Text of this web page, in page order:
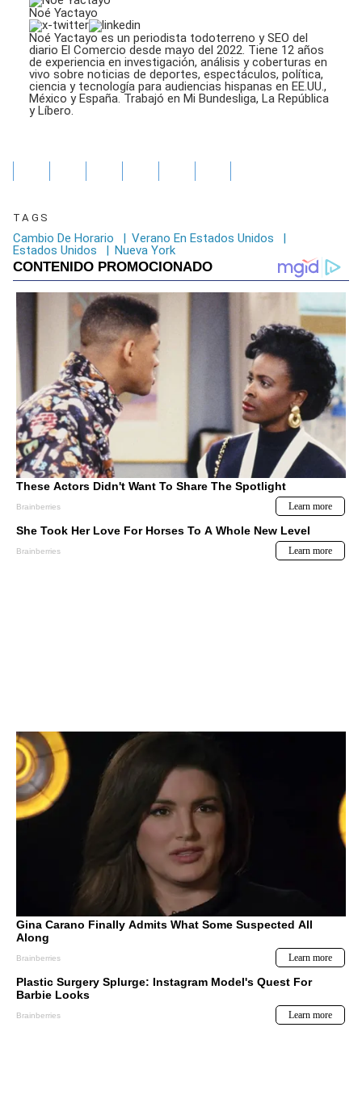
Noé Yactayo
Noé Yactayo es un periodista todoterreno y SEO del
diario El Comercio desde mayo del 2022. Tiene 12 años
de experiencia en investigación, análisis y coberturas en
vivo sobre noticias de deportes, espectáculos, política,
ciencia y tecnología para audiencias hispanas en EE.UU.,
México y España. Trabajó en Mi Bundesliga, La República
y Líbero.
TAGS
Cambio De Horario | Verano En Estados Unidos
|
Estados Unidos
| Nueva York